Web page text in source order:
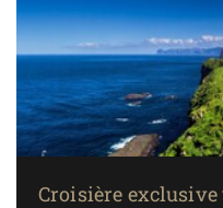
Croisière